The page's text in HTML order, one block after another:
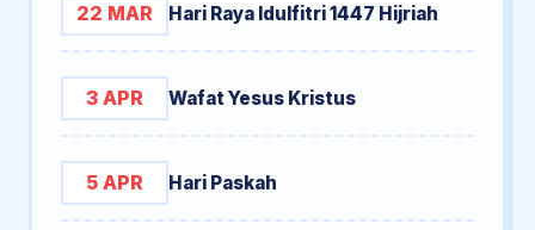
22 MAR Hari Raya Idulfitri 1447 Hijriah
3 APR Wafat Yesus Kristus
5 APR Hari Paskah